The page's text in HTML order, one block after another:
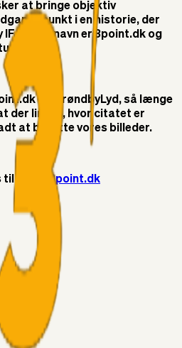
at bringe objektiv
i en historie, der
Vores navn er 3point.dk og
dk"
og BrøndbyLyd, så længe
der linkes, hvor citatet er
at benytte vores billeder.
til info@3point.dk